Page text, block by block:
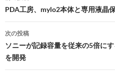
稿
ナ
ビ
ゲ
PDA工房、mylo2本体と専用液晶
次の投稿
ソニーが記録容量を従来の5倍に
を開発